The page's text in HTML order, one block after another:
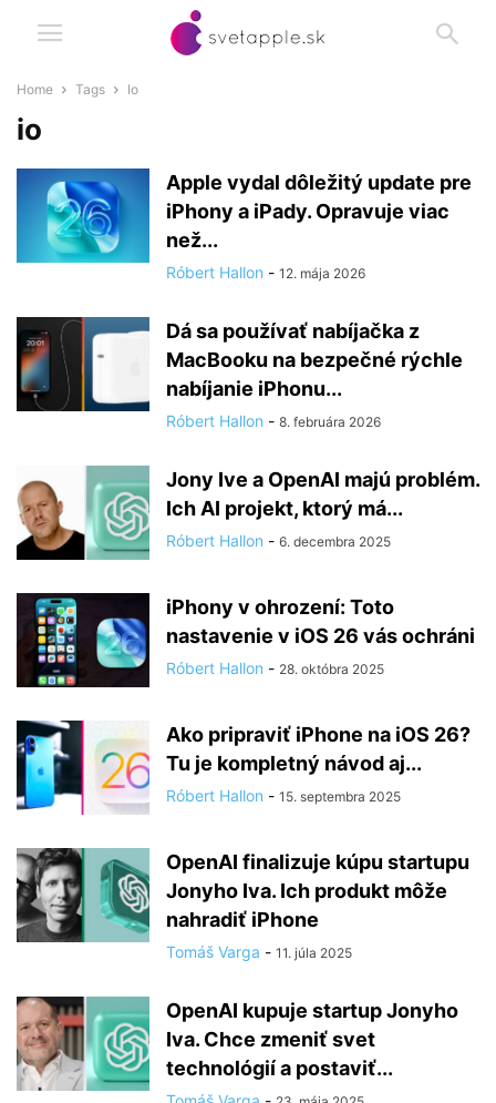
Home Tags Io
io
Apple vydal dôležitý update pre
iPhony a iPady. Opravuje viac
než...
Róbert Hallon - 12. mája 2026
Dá sa používať nabíjačka z
MacBooku na bezpečné rýchle
nabíjanie iPhonu...
Róbert Hallon - 8. februára 2026
Jony Ive a OpenAI majú problém.
Ich AI projekt, ktorý má...
Róbert Hallon - 6. decembra 2025
iPhony v ohrození: Toto
nastavenie v iOS 26 vás ochráni
Róbert Hallon - 28. októbra 2025
Ako pripraviť iPhone na iOS 26?
Tu je kompletný návod aj...
Róbert Hallon - 15. septembra 2025
OpenAI finalizuje kúpu startupu
Jonyho Iva. Ich produkt môže
nahradiť iPhone
Tomáš Varga - 11. júla 2025
OpenAI kupuje startup Jonyho
Iva. Chce zmeniť svet
technológií a postaviť...